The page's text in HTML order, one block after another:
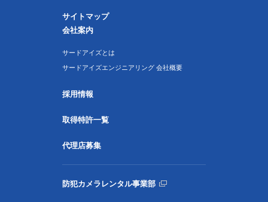
サイトマップ
会社案内
サードアイズとは
サードアイズエンジニアリング 会社概要
採用情報
取得特許一覧
代理店募集
防犯カメラレンタル事業部